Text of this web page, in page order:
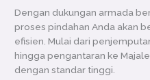
Dengan dukungan armada
proses pindahan Anda akan
efisien. Mulai dari
hingga pengantaran ke
dengan standar tinggi.